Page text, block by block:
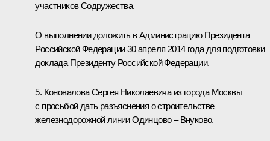
участников Содружества.
О выполнении доложить в Администрацию Президента
Российской Федерации 30 апреля 2014 года для подготовки
доклада Президенту Российской Федерации.
5. Коновалова Сергея Николаевича из города Москвы
с просьбой дать разъяснения о строительстве
железнодорожной линии Одинцово – Внуково.